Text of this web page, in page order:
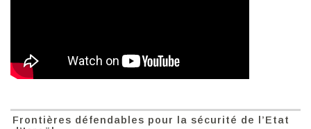
Frontières défendables pour la sécurité de l’Etat